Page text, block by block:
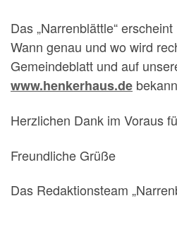
Das „Narrenblättle“
Wann genau und wo wird
Gemeindeblatt und auf
www.henkerhaus.de
Herzlichen Dank im Voraus
Freundliche Grüße
Das Redaktionsteam